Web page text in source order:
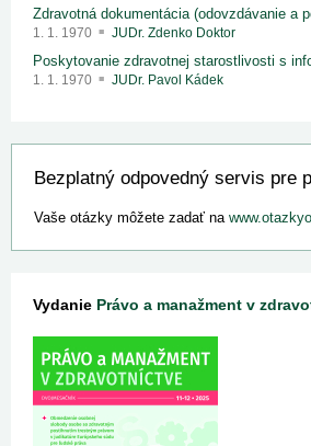
Zdravotná dokumentácia (odovzdávanie a
1. 1. 1970 JUDr. Zdenko Doktor
Poskytovanie zdravotnej starostlivosti s
1. 1. 1970 JUDr. Pavol Kádek
Bezplatný odpovedný servis pre
Vaše otázky môžete zadať na
Vydanie Právo a manažment v